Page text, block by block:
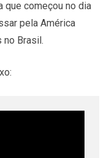
que começou no dia
pela América
no Brasil.